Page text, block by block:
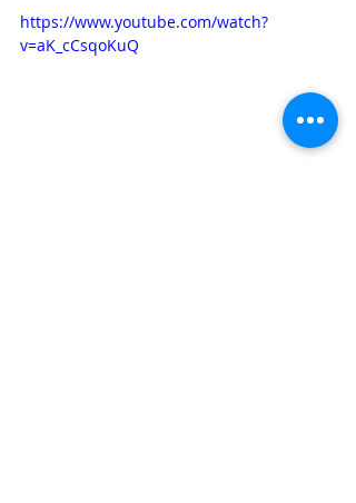
https://www.youtube.com/watch?
v=aK_cCsqoKuQ